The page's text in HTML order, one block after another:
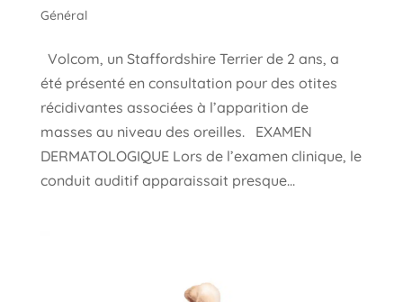
Général
Volcom, un Staffordshire Terrier de 2 ans, a
été présenté en consultation pour des otites
récidivantes associées à l’apparition de
masses au niveau des oreilles. EXAMEN
DERMATOLOGIQUE Lors de l’examen clinique, le
conduit auditif apparaissait presque...